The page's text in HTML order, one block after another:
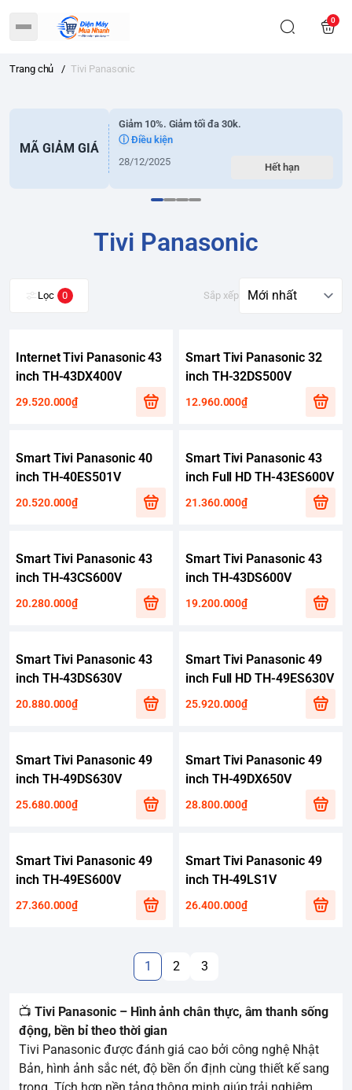
0
Trang chủ / Tivi Panasonic
MÃ GIẢM GIÁ
Giảm 10%. Giảm tối đa 30k.
ⓘ Điều kiện
28/12/2025
Hết hạn
Tivi Panasonic
Lọc 0 Sắp xếp
Internet Tivi Panasonic 43
inch TH-43DX400V
29.520.000₫
Smart Tivi Panasonic 32
inch TH-32DS500V
12.960.000₫
Smart Tivi Panasonic 40
inch TH-40ES501V
20.520.000₫
Smart Tivi Panasonic 43
inch Full HD TH-43ES600V
21.360.000₫
Smart Tivi Panasonic 43
inch TH-43CS600V
20.280.000₫
Smart Tivi Panasonic 43
inch TH-43DS600V
19.200.000₫
Smart Tivi Panasonic 43
inch TH-43DS630V
20.880.000₫
Smart Tivi Panasonic 49
inch Full HD TH-49ES630V
25.920.000₫
Smart Tivi Panasonic 49
inch TH-49DS630V
25.680.000₫
Smart Tivi Panasonic 49
inch TH-49DX650V
28.800.000₫
Smart Tivi Panasonic 49
inch TH-49ES600V
27.360.000₫
Smart Tivi Panasonic 49
inch TH-49LS1V
26.400.000₫
1 2 3
📺 Tivi Panasonic – Hình ảnh chân thực, âm thanh sống
động, bền bỉ theo thời gian
Tivi Panasonic được đánh giá cao bởi công nghệ Nhật
Bản, hình ảnh sắc nét, độ bền ổn định cùng thiết kế sang